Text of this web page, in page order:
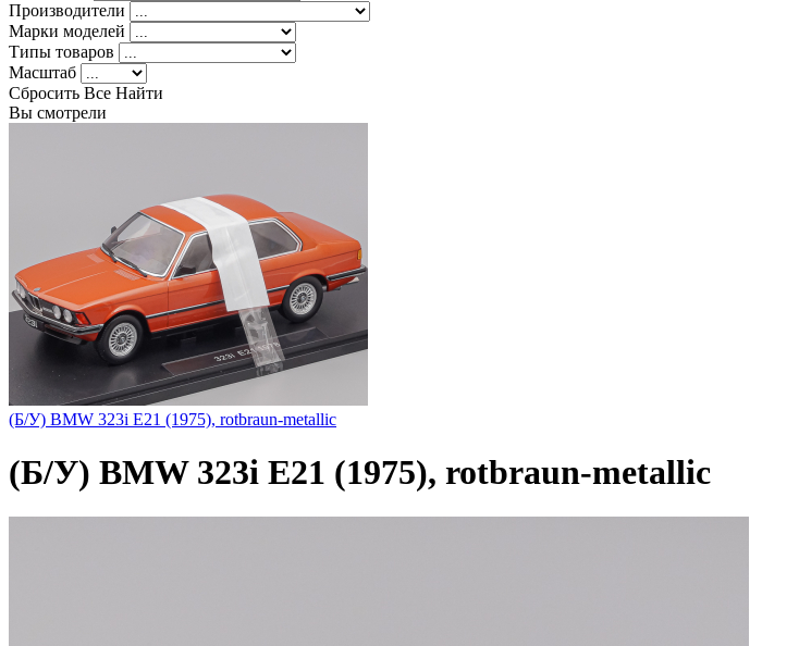
Производители
Марки моделей
Типы товаров
Масштаб
Сбросить Все Найти
Вы смотрели
(Б/У) BMW 323i E21 (1975), rotbraun-metallic
(Б/У) BMW 323i E21 (1975), rotbraun-metallic